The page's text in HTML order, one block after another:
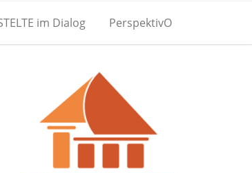
im Dialog PerspektivO